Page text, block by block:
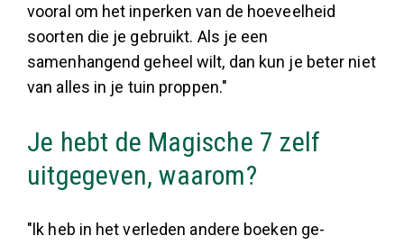
vooral om het inperken van de hoeveelheid
soorten die je gebruikt. Als je een
samenhangend geheel wilt, dan kun je beter niet
van alles in je tuin proppen."
Je hebt de Magische 7 zelf
uitgegeven, waarom?
"lk heb in het verleden andere boeken ge­